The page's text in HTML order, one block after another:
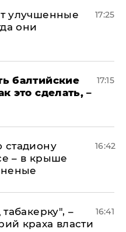
улучшенные
они
17:25
балтийские
это сделать, –
17:15
стадиону
– в крыше
16:42
–
краха власти
16:41